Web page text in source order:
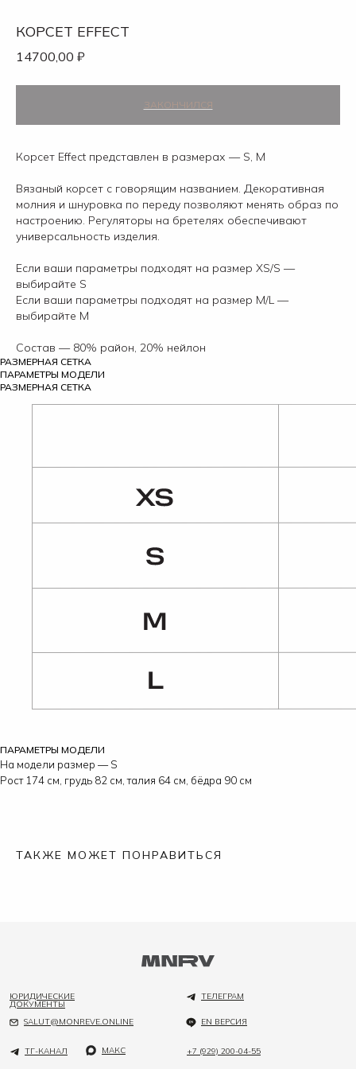
КОРСЕТ EFFECT
14700,00 ₽
Корсет Effect представлен в размерах — S, M
Вязаный корсет с говорящим названием. Декоративная
молния и шнуровка по переду позволяют менять образ по
настроению. Регуляторы на бретелях обеспечивают
универсальность изделия.
Если ваши параметры подходят на размер XS/S —
выбирайте S
Если ваши параметры подходят на размер M/L —
выбирайте М
Состав — 80% район, 20% нейлон
РАЗМЕРНАЯ СЕТКА
ПАРАМЕТРЫ МОДЕЛИ
РАЗМЕРНАЯ СЕТКА
ПАРАМЕТРЫ МОДЕЛИ
На модели размер — S
Рост 174 см, грудь 82 см, талия 64 см, бёдра 90 см
ТАКЖЕ МОЖЕТ ПОНРАВИТЬСЯ
ЮРИДИЧЕСКИЕ
ДОКУМЕНТЫ
+7 (929) 200-04-55
SALUT@MONREVE.ONLINE
ТЕЛЕГРАМ
ТГ-КАНАЛ МАКС
EN ВЕРСИЯ